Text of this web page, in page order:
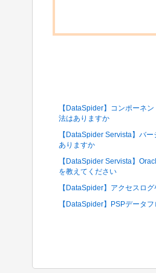
【DataSpider】コンポーネ
法はありますか
【DataSpider Servista】バ
ありますか
【DataSpider Servista】
を教えてください
【DataSpider】アクセスロ
【DataSpider】PSPデータ